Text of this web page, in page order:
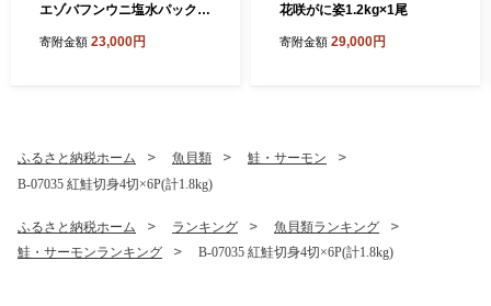
エゾバフンウニ塩水パック9
発送]
寄附金額 23,000円
花咲がに姿1.2kg×1尾
寄附金額 29,000円
ふるさと納税ホーム 魚貝類
鮭・サーモン
B-07035 紅鮭切身4切×6P(計1.8kg)
ふるさと納税ホーム ランキング
魚貝類ランキング
鮭・サーモンランキング
B-07035 紅鮭切身4切×6P(計1.8kg)